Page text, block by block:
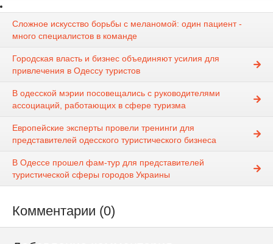
Сложное искусство борьбы с меланомой: один пациент -
много специалистов в команде
Городская власть и бизнес объединяют усилия для
привлечения в Одессу туристов
В одесской мэрии посовещались с руководителями
ассоциаций, работающих в сфере туризма
Европейские эксперты провели тренинги для
представителей одесского туристического бизнеса
В Одессе прошел фам-тур для представителей
туристической сферы городов Украины
Комментарии (0)